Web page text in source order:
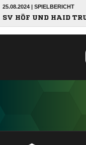
25.08.2024 | SPIELBERICHT
SV HÖF UND HAID